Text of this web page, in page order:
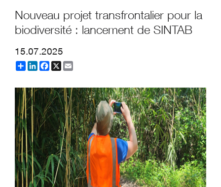
Nouveau projet transfrontalier pour la
biodiversité : lancement de SINTAB
15.07.2025
PartagerLinkedInFacebook